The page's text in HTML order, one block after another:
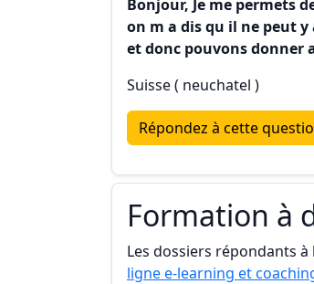
Bonjour, Je me permets
on m a dis qu il ne peut
et donc pouvons donner
Suisse ( neuchatel )
Répondez à cette
Formation à
Les dossiers répondants
ligne e-learning et